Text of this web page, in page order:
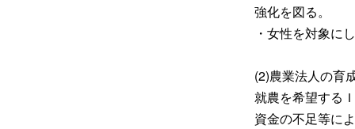
強化を図る。
・女性を対象に
(2)農業法人の育
就農を希望する
資金の不足等に